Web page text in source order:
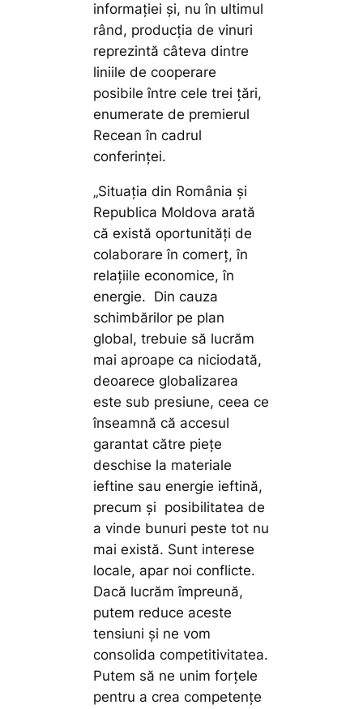
informației și, nu în ultimul
rând, producția de vinuri
reprezintă câteva dintre
liniile de cooperare
posibile între cele trei țări,
enumerate de premierul
Recean în cadrul
conferinței.
„Situația din România și
Republica Moldova arată
că există oportunități de
colaborare în comerț, în
relațiile economice, în
energie. Din cauza
schimbărilor pe plan
global, trebuie să lucrăm
mai aproape ca niciodată,
deoarece globalizarea
este sub presiune, ceea ce
înseamnă că accesul
garantat către piețe
deschise la materiale
ieftine sau energie ieftină,
precum și posibilitatea de
a vinde bunuri peste tot nu
mai există. Sunt interese
locale, apar noi conflicte.
Dacă lucrăm împreună,
putem reduce aceste
tensiuni și ne vom
consolida competitivitatea.
Putem să ne unim forțele
pentru a crea competențe